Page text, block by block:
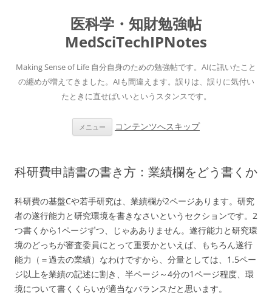
医科学・知財勉強帖
MedSciTechIPNotes
Making Sense of Life 自分自身のための勉強帖です。AIに訊いたこと
の纏めが増えてきました。AIも間違えます。誤りは、誤りに気付い
たときに直せばいいというスタンスです。
メニュー コンテンツへスキップ
科研費申請書の書き方：業績欄をどう書くか
科研費の基盤Cや若手研究は、業績欄が2ページあります。研究
者の遂行能力と研究環境を書きなさいというセクションです。2
つ書くから1ページずつ、じゃあありません。遂行能力と研究環
境のどっちが審査委員にとって重要かといえば、もちろん遂行
能力（＝過去の業績）なわけですから、分量としては、1.5ペー
ジ以上を業績の記述に割き、半ページ～4分の1ページ程度、環
境について書くくらいが適当なバランスだと思います。